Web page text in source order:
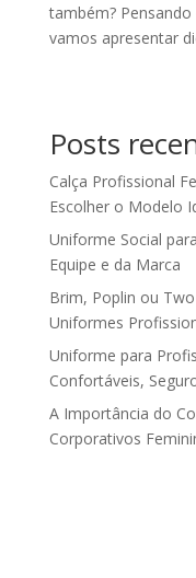
também?
vamos apresentar
Posts
Calça Profissional
Escolher o Modelo
Uniforme Social
Equipe e da Marca
Brim, Poplin ou
Uniformes
Uniforme para
Confortáveis,
A Importância do
Corporativos